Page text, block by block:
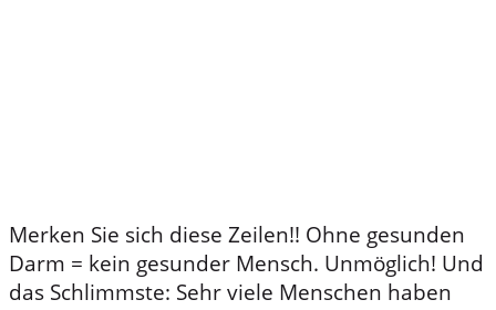
Merken Sie sich diese Zeilen!! Ohne gesunden
Darm = kein gesunder Mensch. Unmöglich! Und
das Schlimmste: Sehr viele Menschen haben